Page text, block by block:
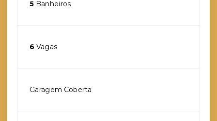
5 Banheiros
6 Vagas
Garagem Coberta